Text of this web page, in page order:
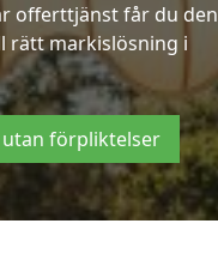
offerttjänst får du den
rätt markislösning i
utan förpliktelser